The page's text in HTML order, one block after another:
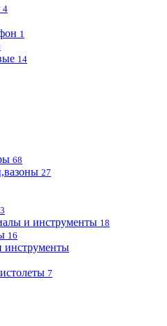
4
1
14
68
27
3
и инструменты 18
16
инструменты
7